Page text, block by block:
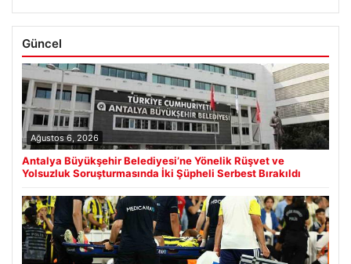
Güncel
Ağustos 6, 2026
Antalya Büyükşehir Belediyesi’ne Yönelik Rüşvet ve
Yolsuzluk Soruşturmasında İki Şüpheli Serbest Bırakıldı